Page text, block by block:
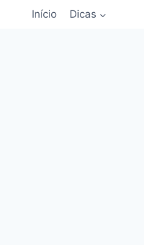
Início Dicas